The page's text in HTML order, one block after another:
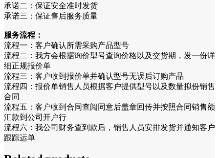
承诺二：保证安全准时发货
承诺三：保证售后服务质量
服务流程：
流程一：客户确认所需采购产品型号
流程二：我方会根据询价型号查询价格以及交货期，发一份详
细正规报价单
流程三：客户收到报价单并确认型号无误后订购产品
流程四：报价单销售人员根据客户提供型号以及数量拟份销售
合同
流程五：客户收到合同查阅同意后盖章回传并按照合同销售额
汇款到公司开户行
流程六：我公司财务查到款后，销售人员安排发货并通知客户
跟踪运单